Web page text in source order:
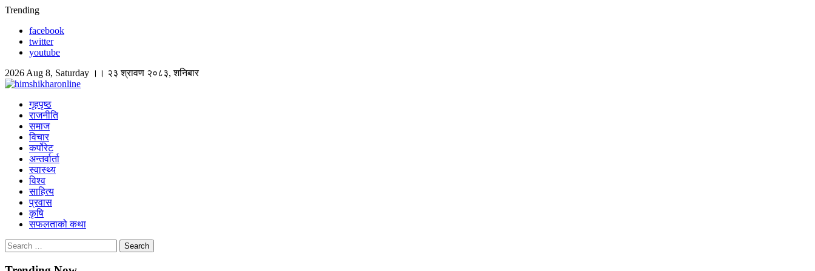
Skip
content
Trending
facebook
twitter
youtube
2026 Aug 8, Saturday ।। २३ श्रावण २०८३, शनिबार
Himshikhar Online
गृहपृष्ठ
राजनीति
समाज
विचार
कर्पोरेट
अन्तर्वार्ता
स्वास्थ्य
विश्व
साहित्य
प्रवास
कृषि
सफलताको कथा
Search
for: